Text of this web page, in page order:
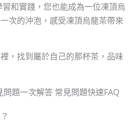
和實踐，您也能成為一位凍頂烏
次的沖泡，感受凍頂烏龍茶帶來
，找到屬於自己的那杯茶，品味
題一次解答 常見問題快速FAQ